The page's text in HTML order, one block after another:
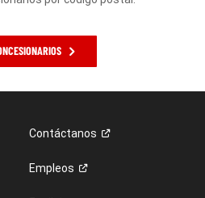
Contáctanos
Empleos